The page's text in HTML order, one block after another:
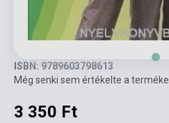
ISBN: 9789603798613
Még senki sem értékelte a
3 350 Ft